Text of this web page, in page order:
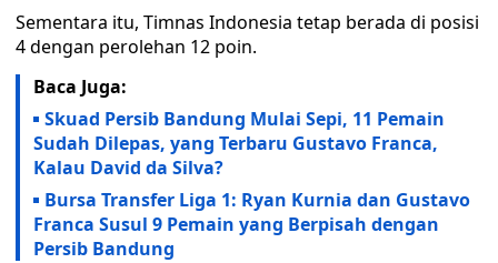
Sementara itu, Timnas Indonesia tetap berada di posisi
4 dengan perolehan 12 poin.
Baca Juga:
Skuad Persib Bandung Mulai Sepi, 11 Pemain
Sudah Dilepas, yang Terbaru Gustavo Franca,
Kalau David da Silva?
Bursa Transfer Liga 1: Ryan Kurnia dan Gustavo
Franca Susul 9 Pemain yang Berpisah dengan
Persib Bandung